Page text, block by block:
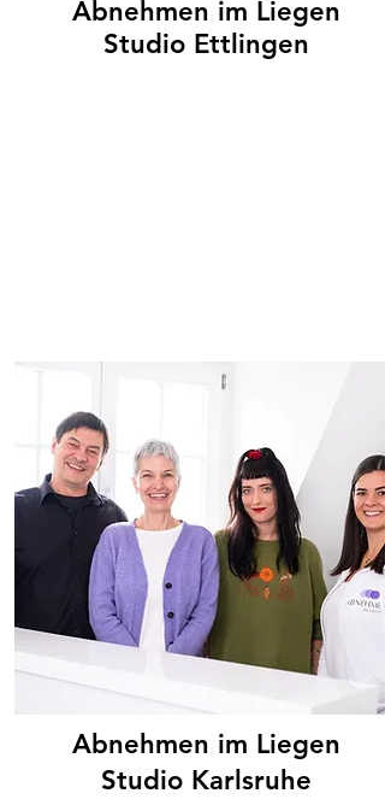
Abnehmen im Liegen
Studio Ettlingen
Abnehmen im Liegen
Studio Karlsruhe